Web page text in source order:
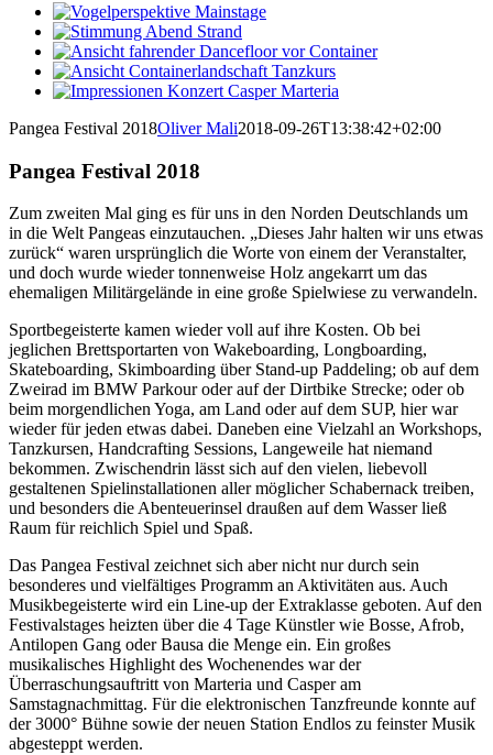
View
Larger
Image
View
Larger
Image
View
Larger
Image
View
Larger
View
Image
Pangea Festival 2018Oliver Mali2018-09-26T13:38:42+02:00
Pangea Festival 2018
Zum zweiten Mal ging es für uns in den Norden Deutschlands um
in die Welt Pangeas einzutauchen. „Dieses Jahr halten wir uns etwas
zurück“ waren ursprünglich die Worte von einem der Veranstalter,
und doch wurde wieder tonnenweise Holz angekarrt um das
ehemaligen Militärgelände in eine große Spielwiese zu verwandeln.
Sportbegeisterte kamen wieder voll auf ihre Kosten. Ob bei
jeglichen Brettsportarten von Wakeboarding, Longboarding,
Skateboarding, Skimboarding über Stand-up Paddeling; ob auf dem
Zweirad im BMW Parkour oder auf der Dirtbike Strecke; oder ob
beim morgendlichen Yoga, am Land oder auf dem SUP, hier war
wieder für jeden etwas dabei. Daneben eine Vielzahl an Workshops,
Tanzkursen, Handcrafting Sessions, Langeweile hat niemand
bekommen. Zwischendrin lässt sich auf den vielen, liebevoll
gestaltenen Spielinstallationen aller möglicher Schabernack treiben,
und besonders die Abenteuerinsel draußen auf dem Wasser ließ
Raum für reichlich Spiel und Spaß.
Das Pangea Festival zeichnet sich aber nicht nur durch sein
besonderes und vielfältiges Programm an Aktivitäten aus. Auch
Musikbegeisterte wird ein Line-up der Extraklasse geboten. Auf den
Festivalstages heizten über die 4 Tage Künstler wie Bosse, Afrob,
Antilopen Gang oder Bausa die Menge ein. Ein großes
musikalisches Highlight des Wochenendes war der
Überraschungsauftritt von Marteria und Casper am
Samstagnachmittag. Für die elektronischen Tanzfreunde konnte auf
der 3000° Bühne sowie der neuen Station Endlos zu feinster Musik
abgesteppt werden.